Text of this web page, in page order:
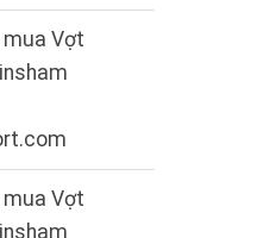
mua Vợt
mua Vợt